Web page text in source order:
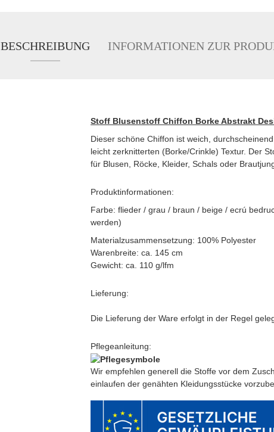
BESCHREIBUNG INFORMATIONEN ZUR
Stoff Blusenstoff Chiffon Borke Abstrakt
Dieser schöne Chiffon ist weich,
leicht zerknitterten (Borke/Crinkle) Textur. Der
für Blusen, Röcke, Kleider, Schals oder
Produktinformationen:
Farbe: flieder / grau / braun / beige / ecrú
werden)
Materialzusammensetzung: 100% Polyester
Warenbreite: ca. 145 cm
Gewicht: ca. 110 g/lfm
Lieferung:
Die Lieferung der Ware erfolgt in der Regel
Pflegeanleitung:
Wir empfehlen generell die Stoffe vor dem
einlaufen der genähten Kleidungsstücke